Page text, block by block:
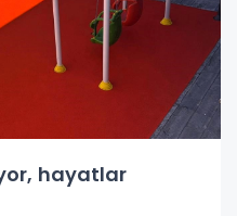
hayatlar